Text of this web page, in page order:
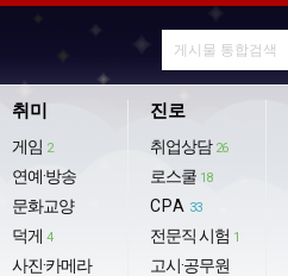
취미
게임 2
연예·방송
문화교양
덕게 4
사진·카메라
진로
취업상담 26
로스쿨 18
CPA 33
전문직 시험 1
고시·공무원